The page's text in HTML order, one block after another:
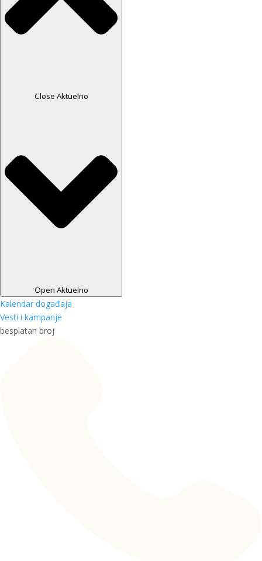
Close Aktuelno
Open Aktuelno
Kalendar događaja
Vesti i kampanje
besplatan broj